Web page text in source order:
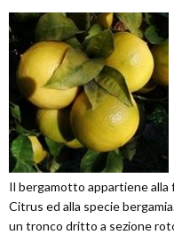
Il bergamotto appartiene alla
Citrus ed alla specie
un tronco dritto a sezione